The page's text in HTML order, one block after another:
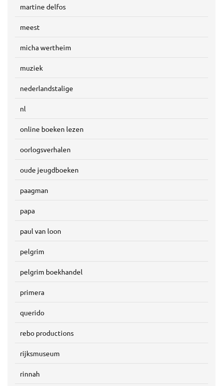
martine delfos
meest
micha wertheim
muziek
nederlandstalige
nl
online boeken lezen
oorlogsverhalen
oude jeugdboeken
paagman
papa
paul van loon
pelgrim
pelgrim boekhandel
primera
querido
rebo productions
rijksmuseum
rinnah